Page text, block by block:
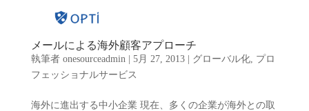
メールによる海外顧客アプローチ
執筆者 onesourceadmin| 5月 27, 2013| グローバル化, プロ
フェッショナルサービス
海外に進出する中小企業 現在、多くの企業が海外との取